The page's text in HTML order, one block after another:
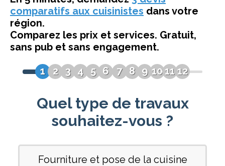
comparatifs aux cuisinistes dans votre
région.
Comparez les prix et services. Gratuit,
sans pub et sans engagement.
1
2 3 4 5 6 7 8 9 10 11 12
Quel type de travaux
souhaitez-vous ?
Fourniture et pose de la cuisine